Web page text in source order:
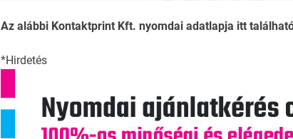
Az alábbi Kontaktprint Kft. nyomdai adatlapja itt
*Hirdetés